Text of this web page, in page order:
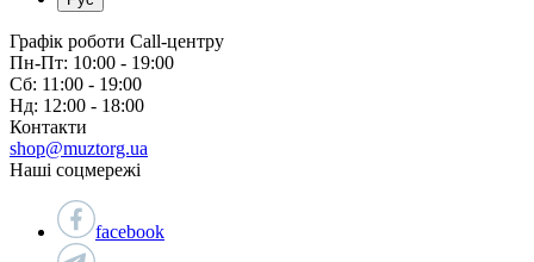
Графік роботи Call-центру
Пн-Пт: 10:00 - 19:00
Сб: 11:00 - 19:00
Нд: 12:00 - 18:00
Контакти
shop@muztorg.ua
Наші соцмережі
facebook